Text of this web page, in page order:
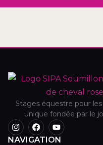
Stages équestre pour
unique fondée par le
NAVIGATION